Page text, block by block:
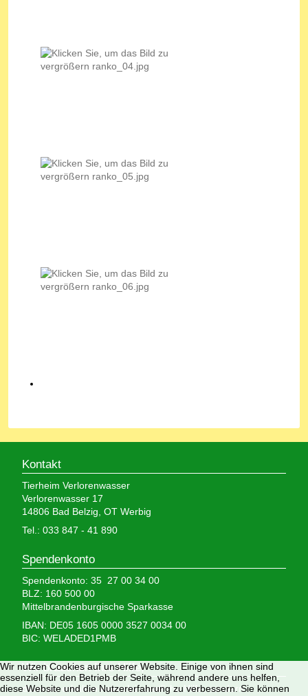
Kontakt
Tierheim Verlorenwasser
Verlorenwasser 17
14806 Bad Belzig, OT Werbig
Tel.: 033 847 - 41 890
Spendenkonto
Spendenkonto: 35 27 00 34 00
BLZ: 160 500 00
Mittelbrandenburgische Sparkasse
IBAN: DE05 1605 0000 3527 0034 00
BIC: WELADED1PMB
Wir brauchen Ihre Hilfe,
denn wir erhalten keinerlei staatliche Hilfe, sondern
Wir nutzen Cookies auf unserer Website. Einige von ihnen sind
essenziell für den Betrieb der Seite, während andere uns helfen,
diese Website und die Nutzererfahrung zu verbessern. Sie können